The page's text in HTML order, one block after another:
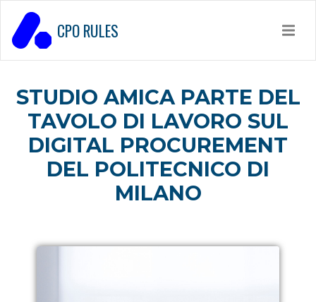
CPO RULES
STUDIO AMICA PARTE DEL
TAVOLO DI LAVORO SUL
DIGITAL PROCUREMENT
DEL POLITECNICO DI
MILANO